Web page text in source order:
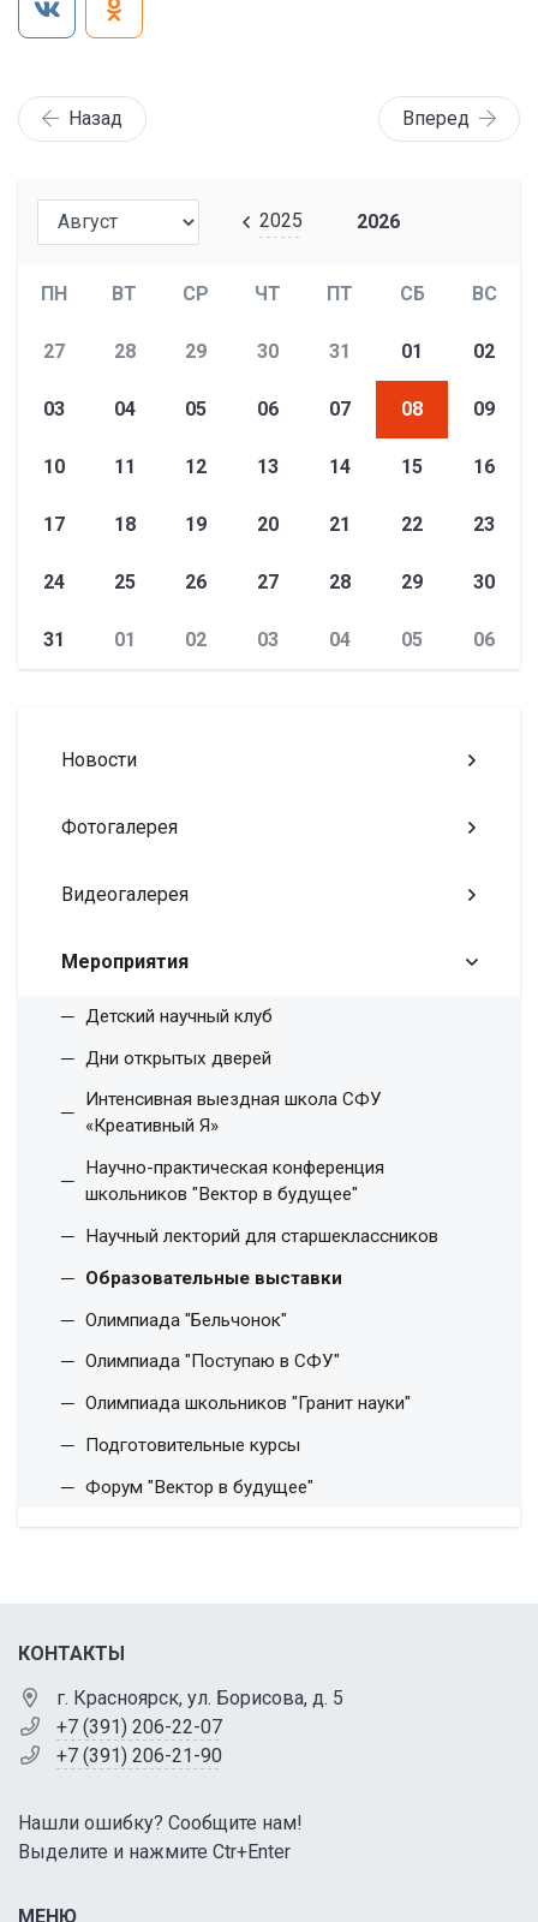
2025 2026
ПН ВТ СР ЧТ ПТ СБ ВС
27 28 29 30 31 01 02
03 04 05 06 07 08 09
10 11 12 13 14 15 16
17 18 19 20 21 22 23
24 25 26 27 28 29 30
31 01 02 03 04 05 06
Новости
Фотогалерея
Видеогалерея
Мероприятия
Детский научный клуб
Дни открытых дверей
Интенсивная выездная школа СФУ
«Креативный Я»
Научно-практическая конференция
школьников "Вектор в будущее"
Научный лекторий для старшеклассников
Образовательные выставки
Олимпиада "Бельчонок"
Олимпиада "Поступаю в СФУ"
Олимпиада школьников "Гранит науки"
Подготовительные курсы
Форум "Вектор в будущее"
Назад Вперед
КОНТАКТЫ
г. Красноярск, ул. Борисова, д. 5
+7 (391) 206-22-07
+7 (391) 206-21-90
Нашли ошибку? Сообщите нам!
Выделите и нажмите Ctr+Enter
МЕНЮ